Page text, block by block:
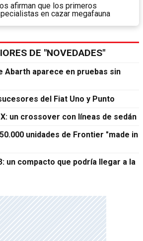
afirman que los primeros
en cazar megafauna
DE "NOVEDADES"
Abarth aparece en pruebas sin
del Fiat Uno y Punto
un crossover con líneas de sedán
unidades de Frontier "made in
un compacto que podría llegar a la